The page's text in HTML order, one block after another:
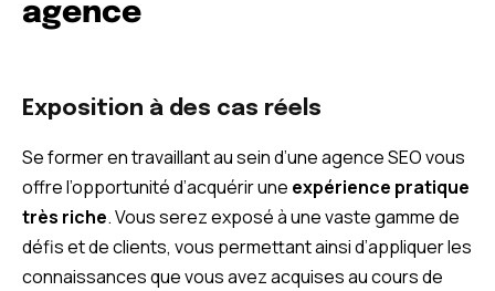
agence
Exposition à des cas réels
Se former en travaillant au sein d’une agence SEO vous
offre l’opportunité d’acquérir une expérience pratique
très riche. Vous serez exposé à une vaste gamme de
défis et de clients, vous permettant ainsi d’appliquer les
connaissances que vous avez acquises au cours de